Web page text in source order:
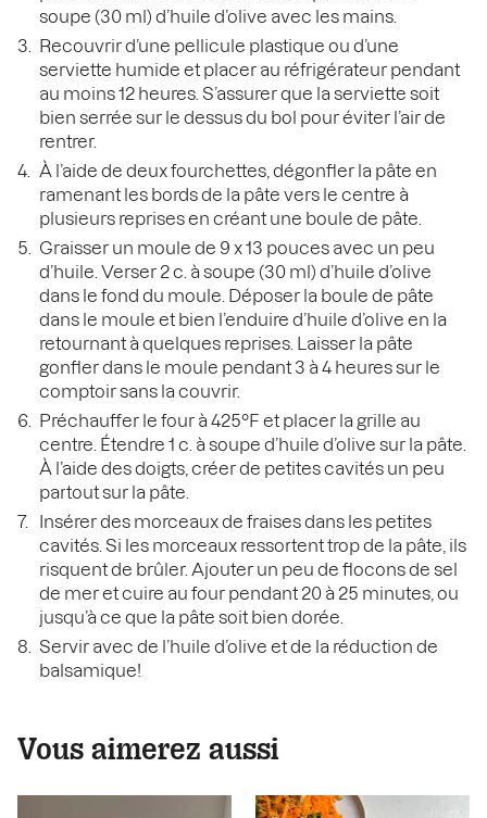
soupe (30 ml) d’huile d’olive avec les mains.
Recouvrir d’une pellicule plastique ou d’une
serviette humide et placer au réfrigérateur pendant
au moins 12 heures. S’assurer que la serviette soit
bien serrée sur le dessus du bol pour éviter l’air de
rentrer.
À l’aide de deux fourchettes, dégonfler la pâte en
ramenant les bords de la pâte vers le centre à
plusieurs reprises en créant une boule de pâte.
Graisser un moule de 9 x 13 pouces avec un peu
d’huile. Verser 2 c. à soupe (30 ml) d’huile d’olive
dans le fond du moule. Déposer la boule de pâte
dans le moule et bien l’enduire d’huile d’olive en la
retournant à quelques reprises. Laisser la pâte
gonfler dans le moule pendant 3 à 4 heures sur le
comptoir sans la couvrir.
Préchauffer le four à 425°F et placer la grille au
centre. Étendre 1 c. à soupe d’huile d’olive sur la pâte.
À l’aide des doigts, créer de petites cavités un peu
partout sur la pâte.
Insérer des morceaux de fraises dans les petites
cavités. Si les morceaux ressortent trop de la pâte, ils
risquent de brûler. Ajouter un peu de flocons de sel
de mer et cuire au four pendant 20 à 25 minutes, ou
jusqu’à ce que la pâte soit bien dorée.
Servir avec de l’huile d’olive et de la réduction de
balsamique!
Vous aimerez aussi